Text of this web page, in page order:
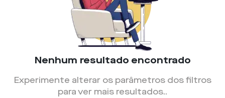
Nenhum resultado encontrado
Experimente alterar os parâmetros dos filtros
para ver mais resultados..